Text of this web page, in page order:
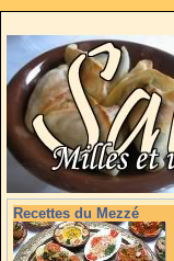
Recettes du Mezzé